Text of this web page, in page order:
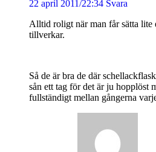
22 april 2011/22:34 Svara
Alltid roligt när man får sätta lite
tillverkar.
Så de är bra de där
sån ett tag för det är ju hopplöst
fullständigt mellan gångerna